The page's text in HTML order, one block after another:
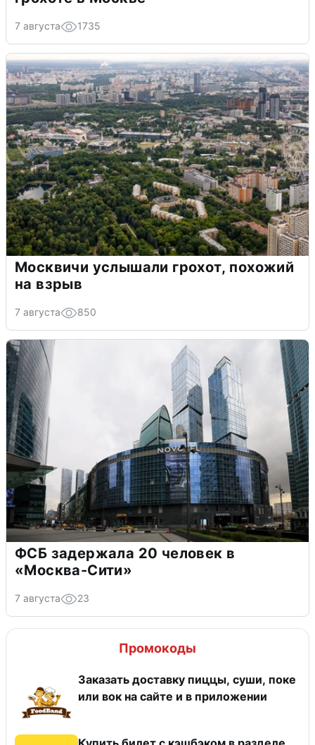
7 августа 1735
Москвичи услышали грохот, похожий
на взрыв
7 августа 850
ФСБ задержала 20 человек в
«Москва-Сити»
7 августа 23
Промокоды
Заказать доставку пиццы, суши, поке
или вок на сайте и в приложении